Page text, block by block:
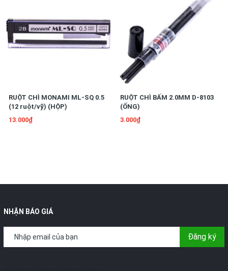
RUỘT CHÌ MONAMI ML-SQ 0.5
(12 ruột/vỹ) (HỘP)
13.000₫
RUỘT CHÌ BẤM 2.0MM D-8103
(ỐNG)
3.000₫
NHẬN BÁO GIÁ
Đăng ký